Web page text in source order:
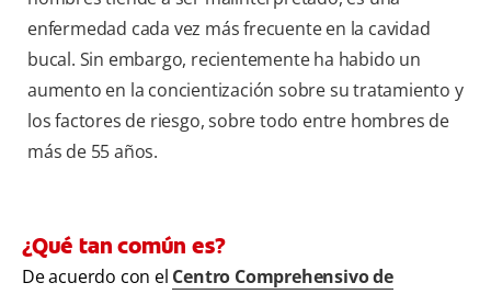
enfermedad cada vez más frecuente en la cavidad
bucal. Sin embargo, recientemente ha habido un
aumento en la concientización sobre su tratamiento y
los factores de riesgo, sobre todo entre hombres de
más de 55 años.
¿Qué tan común es?
De acuerdo con el Centro Comprehensivo de